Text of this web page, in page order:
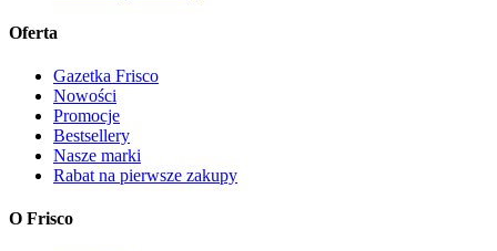
Oferta
Gazetka Frisco
Nowości
Promocje
Bestsellery
Nasze marki
Rabat na pierwsze zakupy
O Frisco